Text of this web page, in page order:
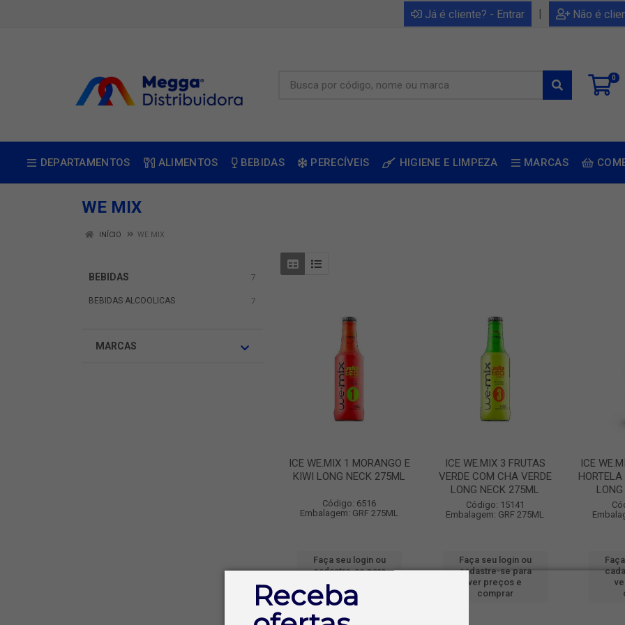
Receba
Já é cliente? - Entrar | Não é
0
DEPARTAMENTOS ALIMENTOS BEBIDAS PERECÍVEIS HIGIENE E LIMPEZA MARCAS
WE MIX
INÍCIO WE MIX
BEBIDAS 7
BEBIDAS ALCOOLICAS 7
MARCAS
ICE WE.MIX 1 MORANGO E
KIWI LONG NECK 275ML
Código: 6516
Embalagem: GRF 275ML
Faça seu login ou
cadastre-se para
ver preços e
comprar
ICE WE.MIX 3 FRUTAS
VERDE COM CHA VERDE
LONG NECK 275ML
Código: 15141
Embalagem: GRF 275ML
Faça seu login ou
cadastre-se para
ver preços e
comprar
ICE